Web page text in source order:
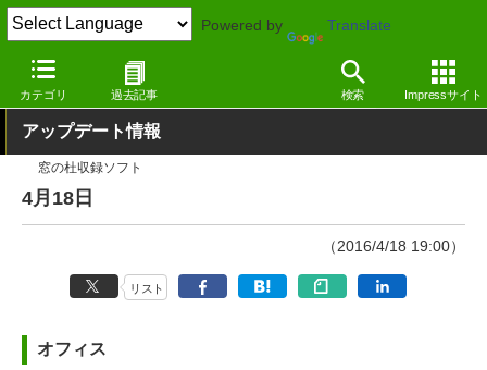
Powered by Translate
カテゴリ 過去記事 検索 Impressサイト
窓の杜 その他の話題 アップデート
アップデート情報
窓の杜収録ソフト
4月18日
（2016/4/18 19:00）
リスト
オフィス